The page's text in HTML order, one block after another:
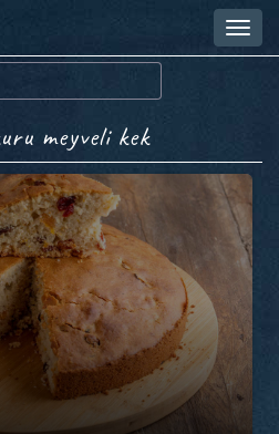
meyveli kek